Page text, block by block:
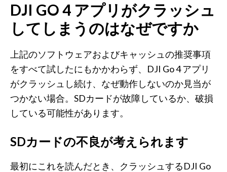
DJI GO 4 アプリがクラッシュ
してしまうのはなぜですか
上記のソフトウェアおよびキャッシュの推奨事項
をすべて試したにもかかわらず、DJI Go 4 アプリ
がクラッシュし続け、なぜ動作しないのか見当が
つかない場合。SDカードが故障しているか、破損
している可能性があります。
SDカードの不良が考えられます
最初にこれを読んだとき、クラッシュするDJI Go